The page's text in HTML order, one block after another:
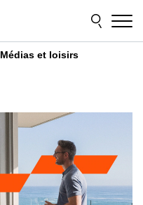
Médias et loisirs